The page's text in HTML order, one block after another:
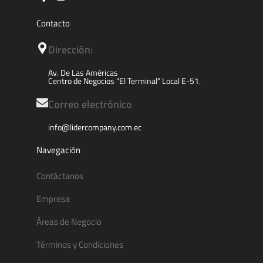
Contacto
Dirección:
Av. De Las Américas
Centro de Negocios “El Terminal” Local E-51.
Correo electrónico
info@lidercompany.com.ec
Navegación
Contáctanos
Empresa
Áreas de Negocio
Términos y Condiciones